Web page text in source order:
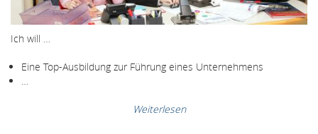
Ich will …
Eine Top-Ausbildung zur Führung eines Unternehmens
Weiterlesen